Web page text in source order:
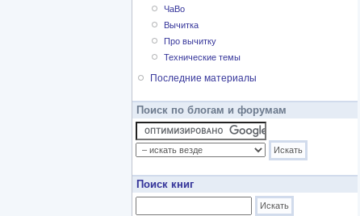
ЧаВо
Вычитка
Про вычитку
Технические темы
Последние материалы
Поиск по блогам и форумам
Поиск книг